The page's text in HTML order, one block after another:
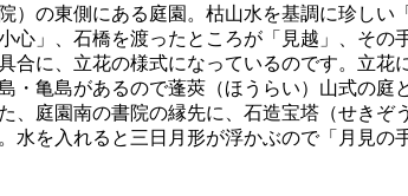
）の東側にある庭園。枯山水を基調に珍し
心」、石橋を渡ったところが「見越」、そ
合に、立花の様式になっているのです。立
・亀島があるので蓬莢（ほうらい）山式の
、庭園南の書院の縁先に、石造宝塔（せき
水を入れると三日月形が浮かぶので「月見